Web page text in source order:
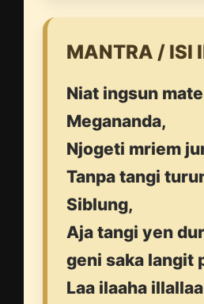
MANTRA / ISI
Niat ingsun
Megananda,
Njogeti mriem
Tanpa tangi
Siblung,
Aja tangi yen
geni saka langit
Laa ilaaha